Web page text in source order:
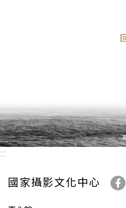
提出「大正十二年帝國國防
1925年新設的航空部隊－「
灣，並於1927年將陸軍飛行
同時僅能負擔島內「理蕃」
班」裁撤，以因應新的國防
關於飛行第八聯隊的影像紀錄
們可由國家攝影文化中心典藏
:::
國家攝影文化中心